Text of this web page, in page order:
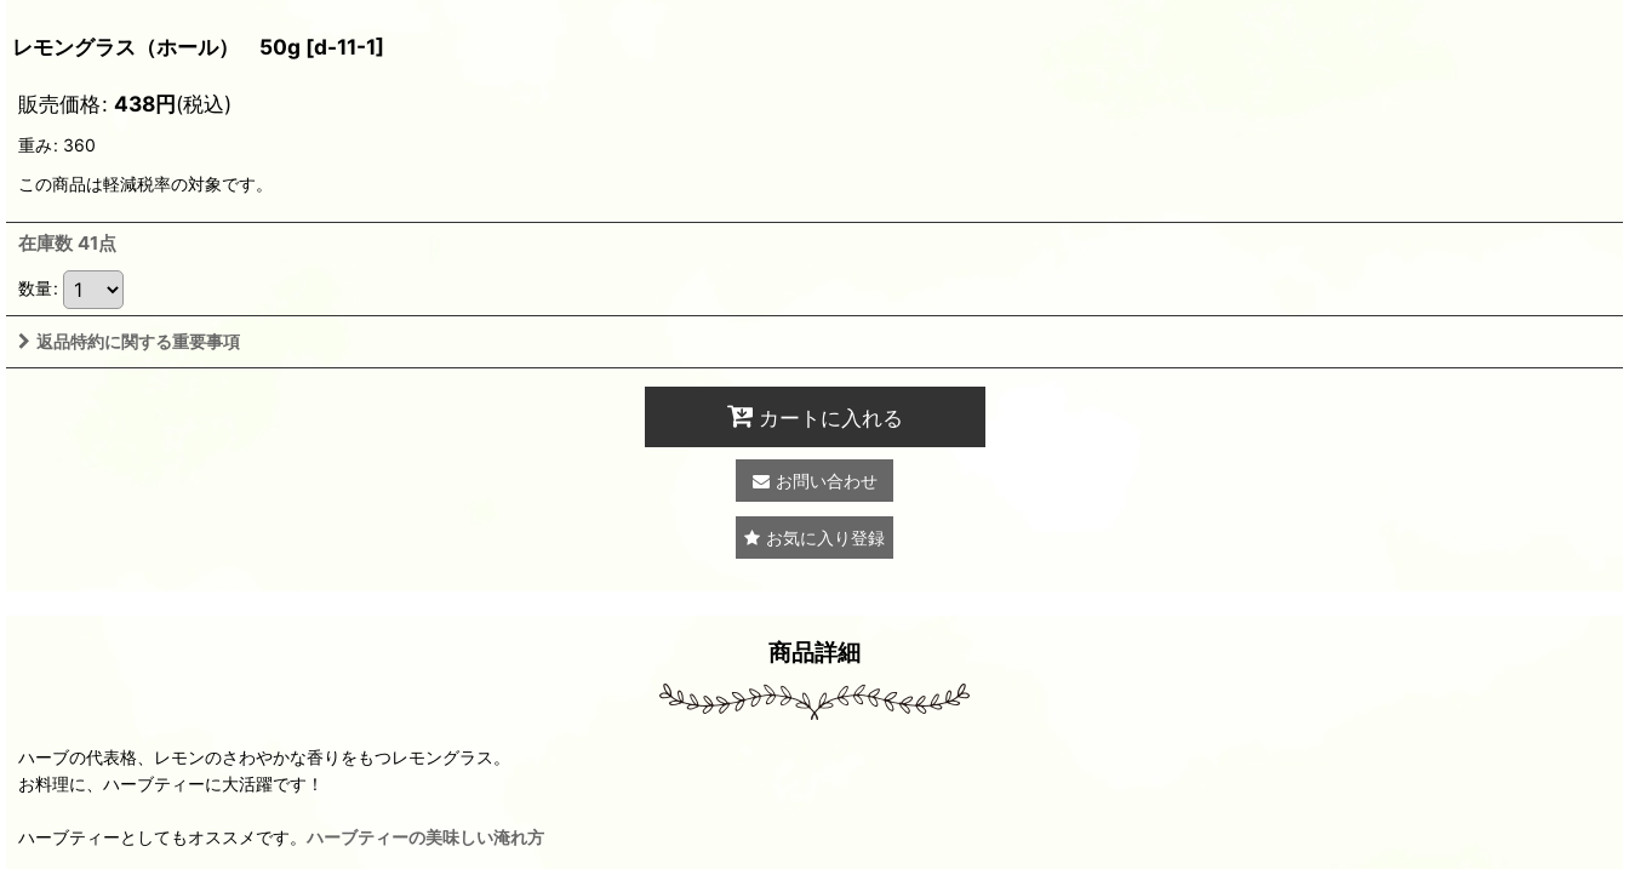
レモングラス（ホール） 50g [d-11-1]
販売価格: 438円(税込)
重み: 360
この商品は軽減税率の対象です。
在庫数 41点
数量:
返品特約に関する重要事項
カートに入れる
お問い合わせ
お気に入り登録
商品詳細
ハーブの代表格、レモンのさわやかな香りをもつレモングラス。
お料理に、ハーブティーに大活躍です！
ハーブティーとしてもオススメです。 ハーブティーの美味しい淹れ方